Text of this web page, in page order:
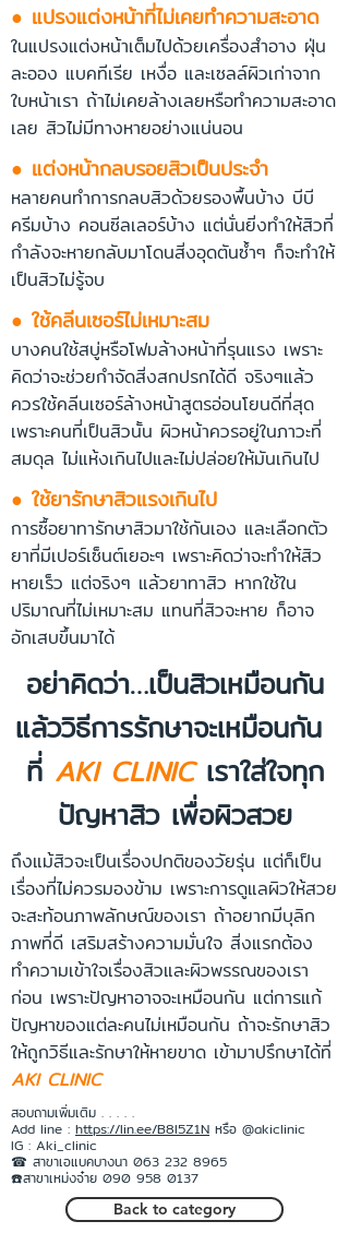
● แปรงแต่งหน้าที่ไม่เคยทำความสะอาด
ในแปรงแต่งหน้าเต็มไปด้วยเครื่องสำอาง ฝุ่น
ละออง แบคทีเรีย เหงื่อ และเซลล์ผิวเก่าจาก
ใบหน้าเรา ถ้าไม่เคยล้างเลยหรือทำความสะอาด
เลย สิวไม่มีทางหายอย่างแน่นอน
● แต่งหน้ากลบรอยสิวเป็นประจำ
หลายคนทำการกลบสิวด้วยรองพื้นบ้าง บีบี
ครีมบ้าง คอนซีลเลอร์บ้าง แต่นั่นยิ่งทำให้สิวที่
กำลังจะหายกลับมาโดนสิ่งอุดตันซ้ำๆ ก็จะทำให้
เป็นสิวไม่รู้จบ
● ใช้คลีนเซอร์ไม่เหมาะสม
บางคนใช้สบู่หรือโฟมล้างหน้าที่รุนแรง เพราะ
คิดว่าจะช่วยกำจัดสิ่งสกปรกได้ดี จริงๆแล้ว
ควรใช้คลีนเซอร์ล้างหน้าสูตรอ่อนโยนดีที่สุด
เพราะคนที่เป็นสิวนั้น ผิวหน้าควรอยู่ในภาวะที่
สมดุล ไม่แห้งเกินไปและไม่ปล่อยให้มันเกินไป
● ใช้ยารักษาสิวแรงเกินไป
การซื้อยาทารักษาสิวมาใช้กันเอง และเลือกตัว
ยาที่มีเปอร์เซ็นต์เยอะๆ เพราะคิดว่าจะทำให้สิว
หายเร็ว แต่จริงๆ แล้วยาทาสิว หากใช้ใน
ปริมาณที่ไม่เหมาะสม แทนที่สิวจะหาย ก็อาจ
อักเสบขึ้นมาได้
สอบถามเพิ่มเติม . . . . .
Add line : https://lin.ee/B8l5Z1N หรือ @akiclinic
IG : Aki_clinic
☎ สาขาเอแบคบางนา 063 232 8965
☎️สาขาเหม่งจ๋าย 090 958 0137
อย่าคิดว่า…เป็นสิวเหมือนกัน
แล้ววิธีการรักษาจะเหมือนกัน
ที่ AKI CLINICเราใส่ใจทุก
ปัญหาสิว เพื่อผิวสวย
ถึงแม้สิวจะเป็นเรื่องปกติของวัยรุ่น แต่ก็เป็น
เรื่องที่ไม่ควรมองข้าม เพราะการดูแลผิวให้สวย
จะสะท้อนภาพลักษณ์ของเรา ถ้าอยากมีบุลิก
ภาพที่ดี เสริมสร้างความมั่นใจ สิ่งแรกต้อง
ทำความเข้าใจเรื่องสิวและผิวพรรณของเรา
ก่อน เพราะปัญหาอาจจะเหมือนกัน แต่การแก้
ปัญหาของแต่ละคนไม่เหมือนกัน ถ้าจะรักษาสิว
ให้ถูกวิธีและรักษาให้หายขาด เข้ามาปรึกษาได้ที่
AKI CLINIC
Back to category